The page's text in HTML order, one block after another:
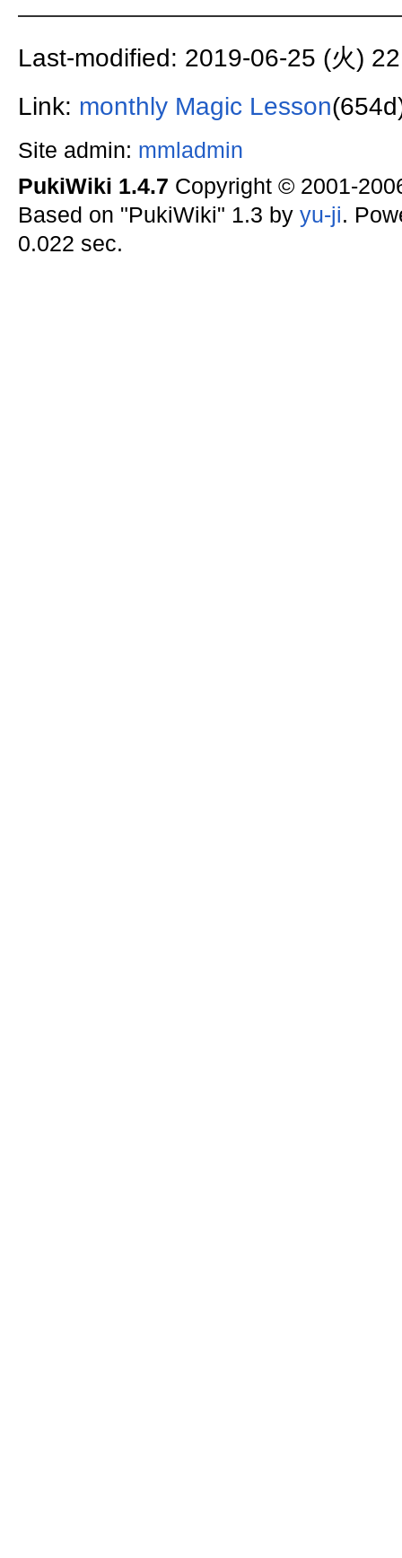
Last-modified: 2019-06-25 (火)
Link: monthly Magic Lesson
Site admin: mmladmin
PukiWiki 1.4.7 Copyright © 2001-
Based on "PukiWiki" 1.3 by yu-ji.
0.022 sec.